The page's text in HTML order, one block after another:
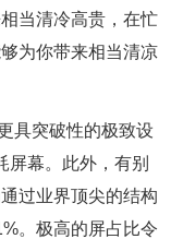
当清冷高贵，在忙
为你带来相当清凉
具突破性的极致设
屏幕。此外，有别
过业界顶尖的结构
。极高的屏占比令